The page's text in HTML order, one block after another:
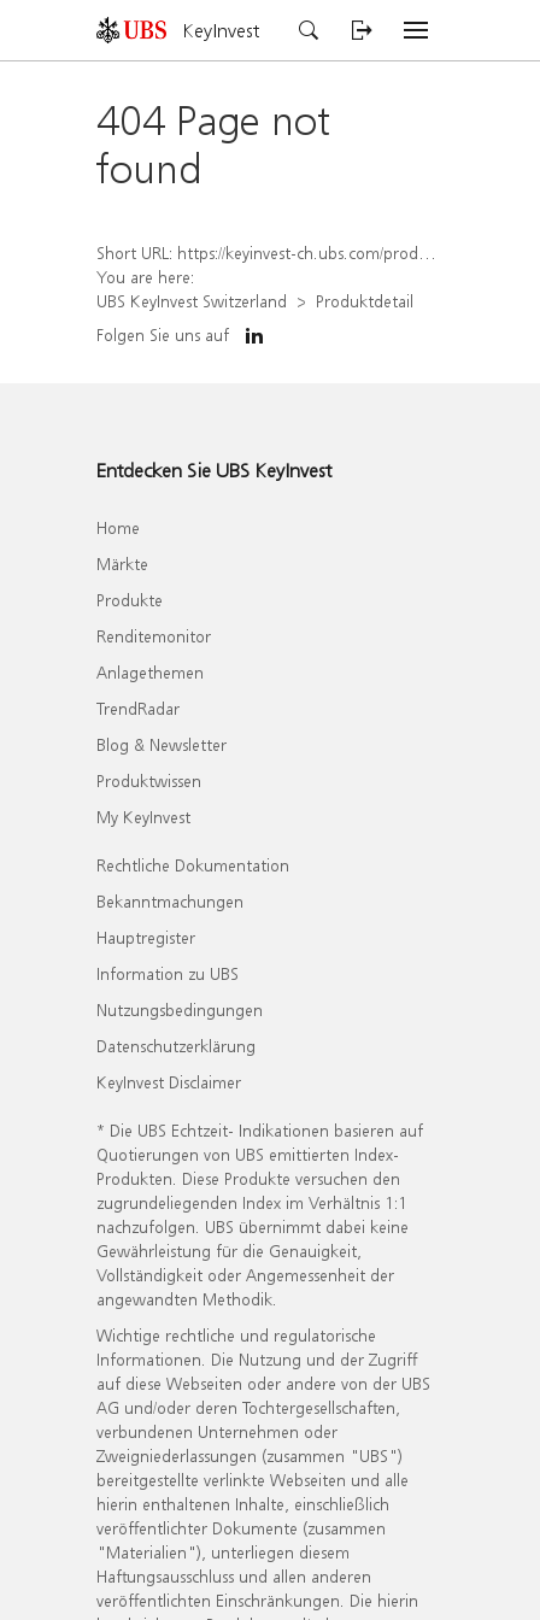
KeyInvest
404 Page not
found
Short URL: https://keyinvest-ch.ubs.com/produkt/detail/index/isin/CH1579759254
You are here:
UBS KeyInvest Switzerland
Produktdetail
Folgen Sie uns auf
Entdecken Sie UBS KeyInvest
Home
Märkte
Produkte
Renditemonitor
Anlagethemen
TrendRadar
Blog & Newsletter
Produktwissen
My KeyInvest
Rechtliche Dokumentation
Bekanntmachungen
Hauptregister
Information zu UBS
Nutzungsbedingungen
Datenschutzerklärung
KeyInvest Disclaimer
* Die UBS Echtzeit- Indikationen basieren auf
Quotierungen von UBS emittierten Index-
Produkten. Diese Produkte versuchen den
zugrundeliegenden Index im Verhältnis 1:1
nachzufolgen. UBS übernimmt dabei keine
Gewährleistung für die Genauigkeit,
Vollständigkeit oder Angemessenheit der
angewandten Methodik.
Wichtige rechtliche und regulatorische
Informationen. Die Nutzung und der Zugriff
auf diese Webseiten oder andere von der UBS
AG und/oder deren Tochtergesellschaften,
verbundenen Unternehmen oder
Zweigniederlassungen (zusammen "UBS")
bereitgestellte verlinkte Webseiten und alle
hierin enthaltenen Inhalte, einschließlich
veröffentlichter Dokumente (zusammen
"Materialien"), unterliegen diesem
Haftungsausschluss und allen anderen
veröffentlichten Einschränkungen. Die hierin